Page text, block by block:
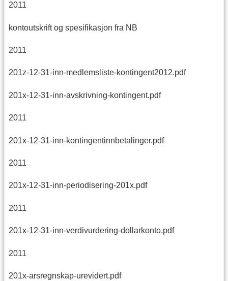
2011
kontoutskrift og spesifikasjon fra NB
2011
201z-12-31-inn-medlemsliste-kontingent2012.pdf
201x-12-31-inn-avskrivning-kontingent.pdf
2011
201x-12-31-inn-kontingentinnbetalinger.pdf
2011
201x-12-31-inn-periodisering-201x.pdf
2011
201x-12-31-inn-verdivurdering-dollarkonto.pdf
2011
201x-arsregnskap-urevidert.pdf